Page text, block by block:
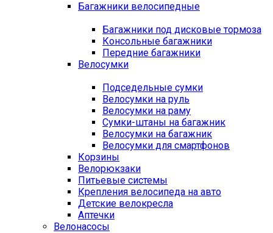
Багажники велосипедные
Багажники под дисковые тормоза
Консольные багажники
Передние багажники
Велосумки
Подседельные сумки
Велосумки на руль
Велосумки на раму
Сумки-штаны на багажник
Велосумки на багажник
Велосумки для смартфонов
Корзины
Велорюкзаки
Питьевые системы
Крепления велосипеда на авто
Детские велокресла
Аптечки
Велонасосы